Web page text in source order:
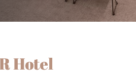
Hotel